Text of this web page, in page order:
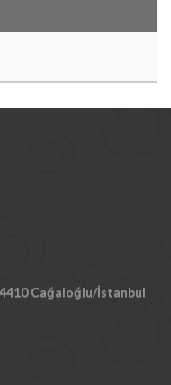
Cağaloğlu/İstanbul